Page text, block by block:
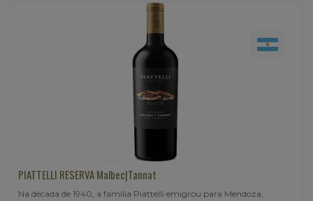
PIATTELLI RESERVA Malbec|Tannat
Na década de 1940, a família Piattelli emigrou para Mendoza,